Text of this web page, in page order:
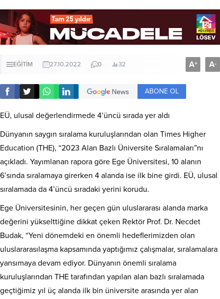
EĞİTİM 27.10.2022 0 32 A+ A-
ABONE OL
EÜ, ulusal değerlendirmede 4’üncü sırada yer aldı
Dünyanın saygın sıralama kuruluşlarından olan Times Higher
Education (THE), “2023 Alan Bazlı Üniversite Sıralamaları”nı
açıkladı. Yayımlanan rapora göre Ege Üniversitesi, 10 alanın
6’sında sıralamaya girerken 4 alanda ise ilk bine girdi. EÜ, ulusal
sıralamada da 4’üncü sıradaki yerini korudu.
Ege Üniversitesinin, her geçen gün uluslararası alanda marka
değerini yükselttiğine dikkat çeken Rektör Prof. Dr. Necdet
Budak, “Yeni dönemdeki en önemli hedeflerimizden olan
uluslararasılaşma kapsamında yaptığımız çalışmalar, sıralamalara
yansımaya devam ediyor. Dünyanın önemli sıralama
kuruluşlarından THE tarafından yapılan alan bazlı sıralamada
geçtiğimiz yıl üç alanda ilk bin üniversite arasında yer alan